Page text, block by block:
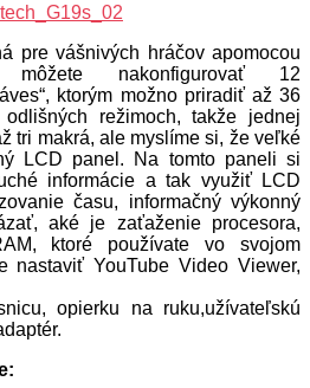
pre vášnivých hráčov apomocou
nakonfigurovať 12
ktorým možno priradiť až 36
režimoch, takže jednej
tri makrá, ale myslíme si, že veľké
LCD panel. Na tomto paneli si
informácie a tak využiť LCD
času, informačný výkonný
aké je zaťaženie procesora,
ktoré používate vo svojom
nastaviť YouTube Video Viewer,
opierku na ruku,užívateľskú